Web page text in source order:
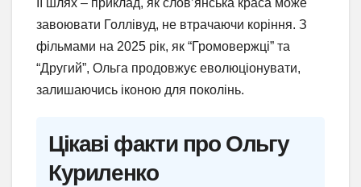
завоювати Голлівуд, не втрачаючи коріння. З
фільмами на 2025 рік, як “Громовержці” та
“Другий”, Ольга продовжує еволюціонувати,
залишаючись іконою для поколінь.
Цікаві факти про Ольгу
Куриленко